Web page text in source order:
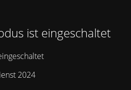
ist eingeschaltet
2024